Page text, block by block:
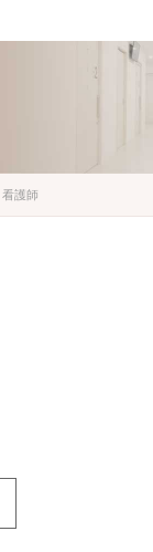
看護師